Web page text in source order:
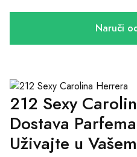
Naruči
212 Sexy
Dostava
Uživajte u